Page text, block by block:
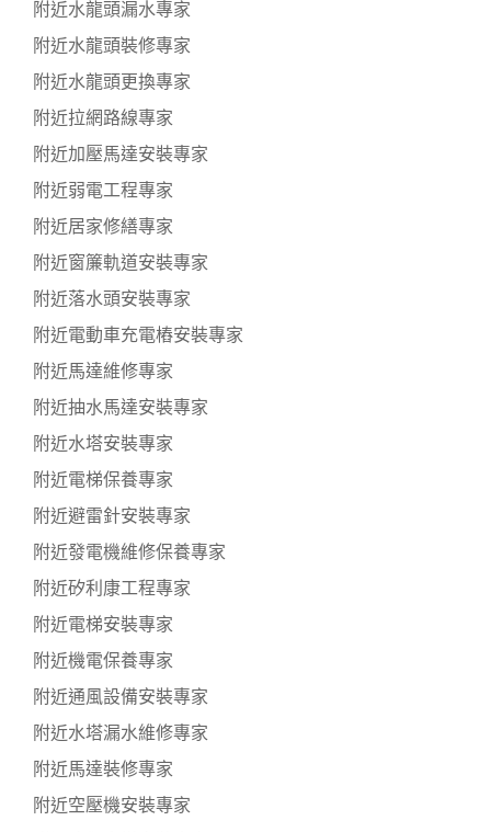
附近水龍頭漏水專家
附近水龍頭裝修專家
附近水龍頭更換專家
附近拉網路線專家
附近加壓馬達安裝專家
附近弱電工程專家
附近居家修繕專家
附近窗簾軌道安裝專家
附近落水頭安裝專家
附近電動車充電樁安裝專家
附近馬達維修專家
附近抽水馬達安裝專家
附近水塔安裝專家
附近電梯保養專家
附近避雷針安裝專家
附近發電機維修保養專家
附近矽利康工程專家
附近電梯安裝專家
附近機電保養專家
附近通風設備安裝專家
附近水塔漏水維修專家
附近馬達裝修專家
附近空壓機安裝專家